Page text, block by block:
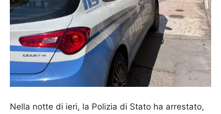
Nella notte di ieri, la Polizia di Stato ha arrestato,